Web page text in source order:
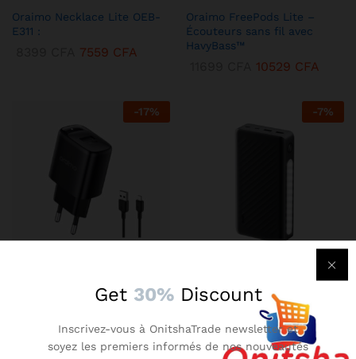
Oraimo Necklace Lite OEB-
E311 :
7559 CFA
Oraimo FreePods Lite –
Écouteurs sans fil avec
HavyBass™
10529 CFA
-17%
Chargeur Mural Oraimo 2A –
AniFast™
2899CFA 2609CFA
-7%
Oraimo Traveler 3 Lit –
Batterie Externe 27000 mAh
Ultra-Puissante
14899CFA 13409CFA
Get 30% Discount
Inscrivez-vous à OnitshaTrade newsletter et
soyez les premiers informés de nos nouveautés